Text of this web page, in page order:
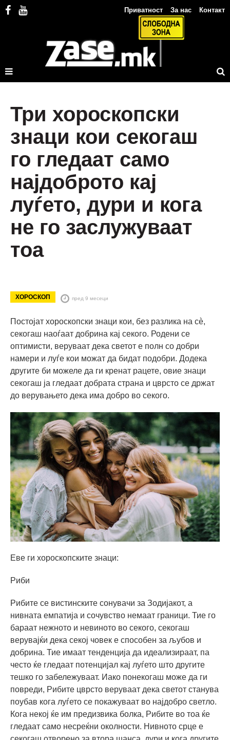
Приватност За нас Контакт
Три хороскопски
знаци кои секогаш
го гледаат само
најдоброто кај
луѓето, дури и кога
не го заслужуваат
тоа
ХОРОСКОП пред 9 месеци
Постојат хороскопски знаци кои, без разлика на сè,
секогаш наоѓаат добрина кај секого. Родени се
оптимисти, веруваат дека светот е полн со добри
намери и луѓе кои можат да бидат подобри. Додека
другите би можеле да ги кренат рацете, овие знаци
секогаш ја гледаат добрата страна и цврсто се држат
до верувањето дека има добро во секого.
Еве ги хороскопските знаци:
Риби
Рибите се вистинските сонувачи за Зодијакот, а
нивната емпатија и сочувство немаат граници. Тие го
бараат нежното и невиното во секого, секогаш
верувајќи дека секој човек е способен за љубов и
добрина. Тие имаат тенденција да идеализираат, па
често ќе гледаат потенцијал кај луѓето што другите
тешко го забележуваат. Иако понекогаш може да ги
повреди, Рибите цврсто веруваат дека светот станува
поубав кога луѓето се покажуваат во најдобро светло.
Кога некој ќе им предизвика болка, Рибите во тоа ќе
гледаат само несреќни околности. Нивното срце е